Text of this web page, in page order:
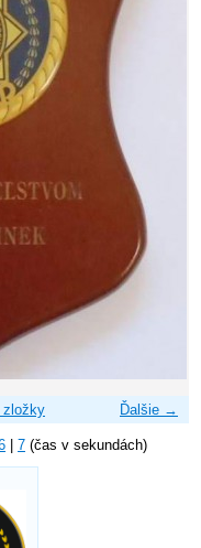
Ďalšie →
zložky
7 (čas v sekundách)